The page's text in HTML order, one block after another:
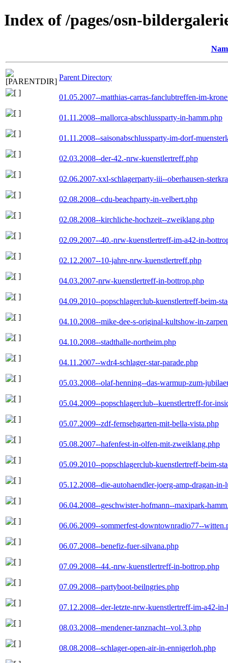
Index of /pages/osn-
Parent Directory
01.05.2007--matthias-carras-fanclubtreffen-im-
01.11.2008--mallorca-abschlussparty-in-hamm.php
01.11.2008--saisonabschlussparty-im-dorf-
02.03.2008--der-42.-nrw-kuenstlertreff.php
02.06.2007-xxl-schlagerparty-iii--oberhausen-
02.08.2008--cdu-beachparty-in-velbert.php
02.08.2008--kirchliche-hochzeit--zweiklang.php
02.09.2007--40.-nrw-kuenstlertreff-im-a42-in-
02.12.2007--10-jahre-nrw-kuenstlertreff.php
04.03.2007-nrw-kuenstlertreff-in-bottrop.php
04.09.2010--popschlagerclub-kuenstlertreff-beim-
04.10.2008--mike-dee-s-original-kultshow-in-
04.10.2008--stadthalle-northeim.php
04.11.2007--wdr4-schlager-star-parade.php
05.03.2008--olaf-henning--das-warmup-zum-
05.04.2009--popschlagerclub--kuenstlertreff-for-
05.07.2009--zdf-fernsehgarten-mit-bella-vista.php
05.08.2007--hafenfest-in-olfen-mit-zweiklang.php
05.09.2010--popschlagerclub-kuenstlertreff-beim-
05.12.2008--die-autohaendler-joerg-amp-dragan-in-
06.04.2008--geschwister-hofmann--maxipark-
06.06.2009--sommerfest-downtownradio77--
06.07.2008--benefiz-fuer-silvana.php
07.09.2008--44.-nrw-kuenstlertreff-in-bottrop.php
07.09.2008--partyboot-beilngries.php
07.12.2008--der-letzte-nrw-kuenstlertreff-im-a42-
08.03.2008--mendener-tanznacht--vol.3.php
08.08.2008--schlager-open-air-in-ennigerloh.php